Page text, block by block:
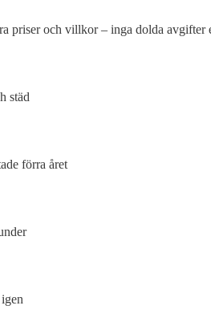
priser och villkor – inga dolda avgifter
städ
förra året